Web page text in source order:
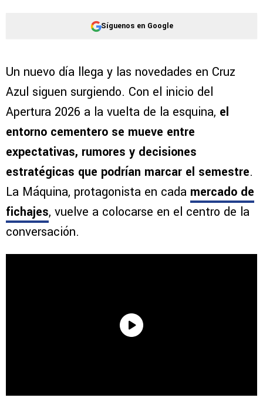
Síguenos en Google
Un nuevo día llega y las novedades en Cruz
Azul siguen surgiendo. Con el inicio del
Apertura 2026 a la vuelta de la esquina, el
entorno cementero se mueve entre
expectativas, rumores y decisiones
estratégicas que podrían marcar el semestre.
La Máquina, protagonista en cada mercado de
fichajes, vuelve a colocarse en el centro de la
conversación.